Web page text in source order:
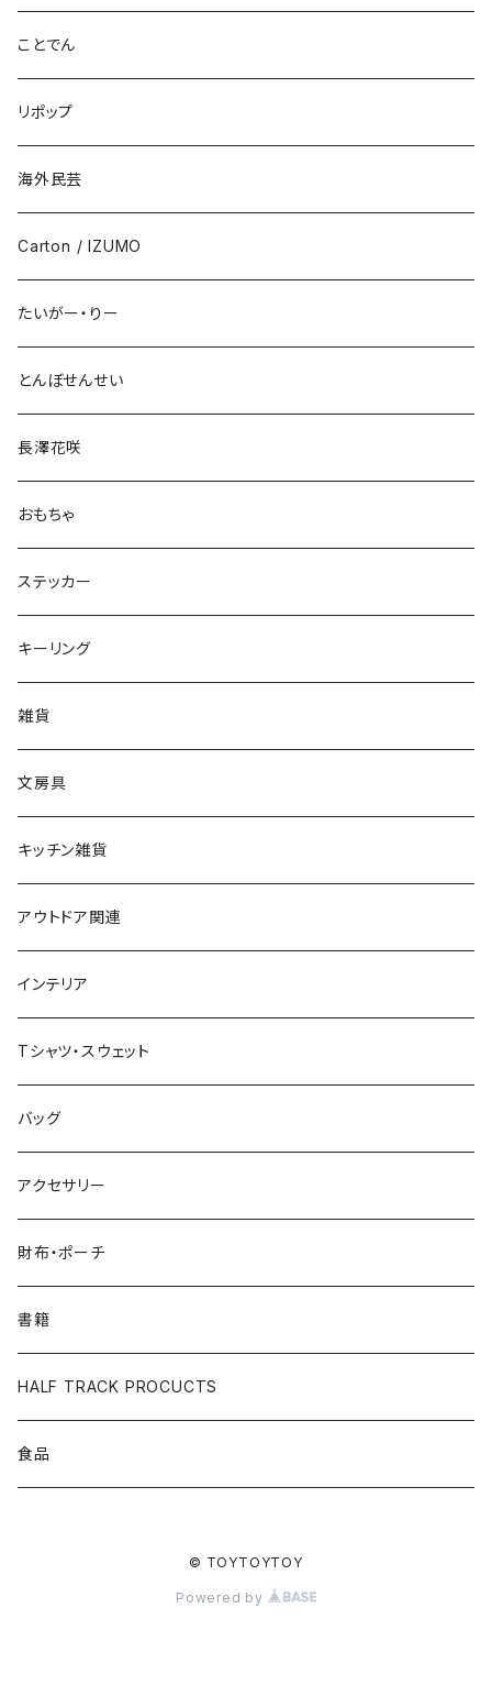
ことでん
リポップ
海外民芸
Carton / IZUMO
たいがー・りー
とんぼせんせい
長澤花咲
おもちゃ
ステッカー
キーリング
雑貨
文房具
キッチン雑貨
アウトドア関連
インテリア
Tシャツ・スウェット
バッグ
アクセサリー
財布・ポーチ
書籍
HALF TRACK PROCUCTS
食品
© TOYTOYTOY
Powered by